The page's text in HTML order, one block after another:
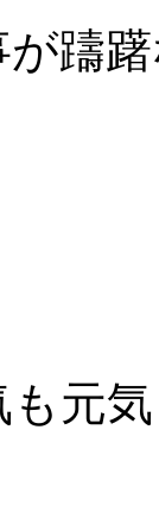
躊
も元